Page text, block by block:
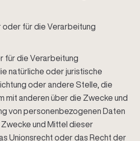
für die Verarbeitung
für die Verarbeitung
natürliche oder juristische
oder andere Stelle, die
mit anderen über die Zwecke und
von personenbezogenen Daten
und Mittel dieser
Unionsrecht oder das Recht der